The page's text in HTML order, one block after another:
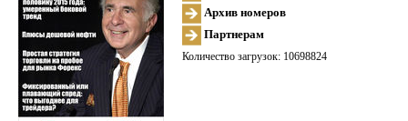
Архив номеров
Партнерам
Количество загрузок: 10698824